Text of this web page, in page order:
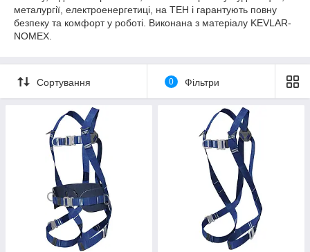
металургії, електроенергетиці, на ТЕН і гарантують повну
безпеку та комфорт у роботі. Виконана з матеріалу KEVLAR-
NOMEX.
Сортування 0 Фільтри